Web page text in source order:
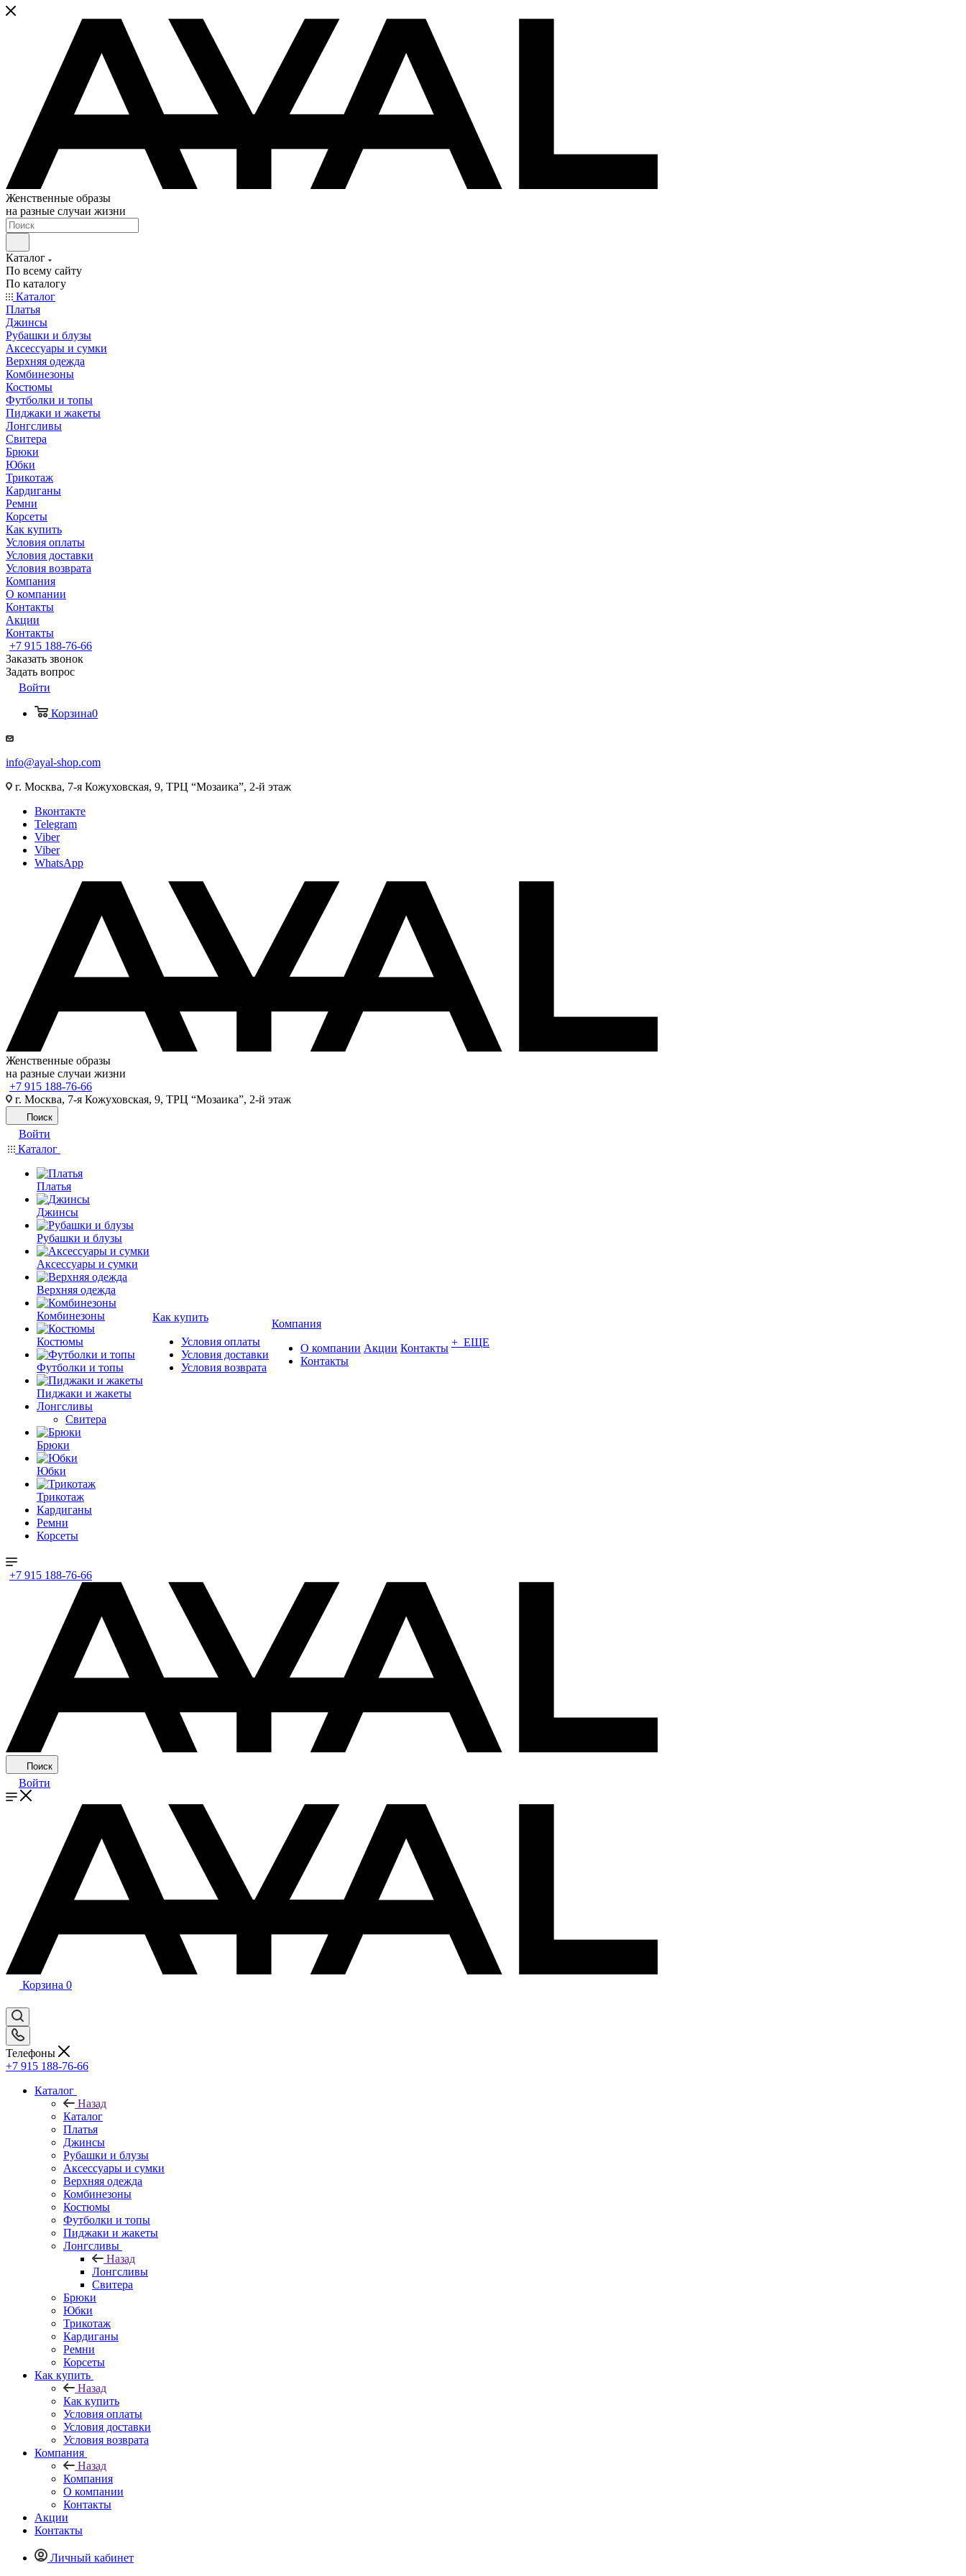
Женственные образы
на разные случаи жизни
Каталог
По всему сайту
По каталогу
Каталог
Платья
Джинсы
Рубашки и блузы
Аксессуары и сумки
Верхняя одежда
Комбинезоны
Костюмы
Футболки и топы
Пиджаки и жакеты
Лонгсливы
Свитера
Брюки
Юбки
Трикотаж
Кардиганы
Ремни
Корсеты
Как купить
Условия оплаты
Условия доставки
Условия возврата
Компания
О компании
Контакты
Акции
Контакты
+7 915 188-76-66
Заказать звонок
Задать вопрос
Войти
Корзина0
info@ayal-shop.com
г. Москва, 7-я Кожуховская, 9, ТРЦ “Мозаика”, 2-й этаж
Вконтакте
Telegram
Viber
Viber
WhatsApp
Женственные образы
на разные случаи жизни
+7 915 188-76-66
г. Москва, 7-я Кожуховская, 9, ТРЦ “Мозаика”, 2-й этаж
Поиск
Войти
Каталог
Платья
Джинсы
Рубашки и блузы
Аксессуары и сумки
Верхняя одежда
Комбинезоны
Костюмы
Футболки и топы
Пиджаки и жакеты
Лонгсливы
Свитера
Брюки
Юбки
Трикотаж
Кардиганы
Ремни
Корсеты
Как купить
Условия оплаты
Условия доставки
Условия возврата
Компания
О компании
Контакты
Акции Контакты + ЕЩЕ
+7 915 188-76-66
Поиск
Войти
Корзина 0
Телефоны
+7 915 188-76-66
Каталог
Назад
Каталог
Платья
Джинсы
Рубашки и блузы
Аксессуары и сумки
Верхняя одежда
Комбинезоны
Костюмы
Футболки и топы
Пиджаки и жакеты
Лонгсливы
Назад
Лонгсливы
Свитера
Брюки
Юбки
Трикотаж
Кардиганы
Ремни
Корсеты
Как купить
Назад
Как купить
Условия оплаты
Условия доставки
Условия возврата
Компания
Назад
Компания
О компании
Контакты
Акции
Контакты
Личный кабинет